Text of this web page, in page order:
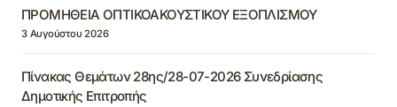
ΠΡΟΜΗΘΕΙΑ ΟΠΤΙΚΟΑΚΟΥΣΤΙΚΟΥ ΕΞΟΠΛΙΣΜΟΥ
3 Αυγούστου 2026
Πίνακας Θεμάτων 28ης/28-07-2026 Συνεδρίασης
Δημοτικής Επιτροπής